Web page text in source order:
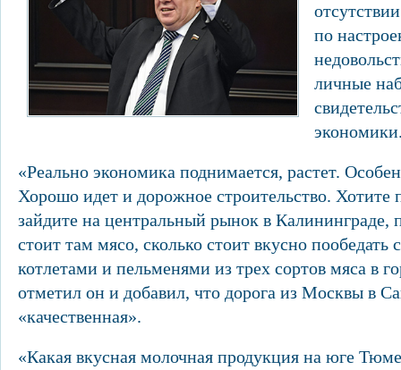
по
личные
«Реально экономика поднимается, растет.
Хорошо идет и дорожное строительство.
зайдите на центральный рынок в Калининграде,
стоит там мясо, сколько стоит вкусно
котлетами и пельменями из трех сортов мяса в
отметил он и добавил, что дорога из Москвы в
«качественная».
«Какая вкусная молочная продукция на юге